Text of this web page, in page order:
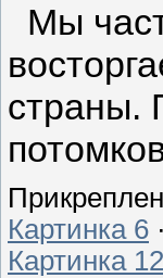
Мы
страны.
Картинка 6 ·
Картинка 12